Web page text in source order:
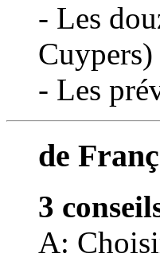
- Les
Cuypers)
- Les
de
3
A: